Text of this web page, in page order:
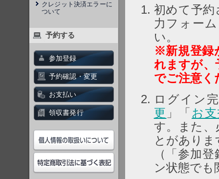
クレジット決済エラーに
ついて
予約する
参加登録
予約確認・変更
お支払い
領収書発行
初めて予
力フォー
い。
※新規登録
れますが、
でご注意く
ログイン
更 」「 お
す。また、
とがありま
（「参加
ン状態でも